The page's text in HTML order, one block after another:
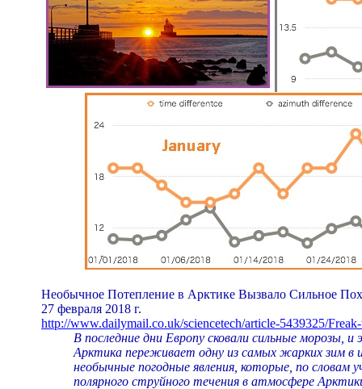
Необычное Потепление в Арктике Вызвало Сильное
27 февраля 2018 г.
http://www.dailymail.co.uk/sciencetech/article-5439325/
В последние дни Европу сковали сильные морозы,
Арктика переживает одну из самых жарких зим
необычные погодные явления, которые, по
полярного струйного течения в атмосфере